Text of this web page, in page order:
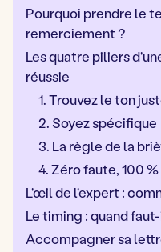
Pourquoi prendre le
remerciement ?
Les quatre piliers
réussie
1. Trouvez le ton
2. Soyez spécifique
3. La règle de la
4. Zéro faute, 100
L'œil de l'expert :
Le timing : quand
Accompagner sa